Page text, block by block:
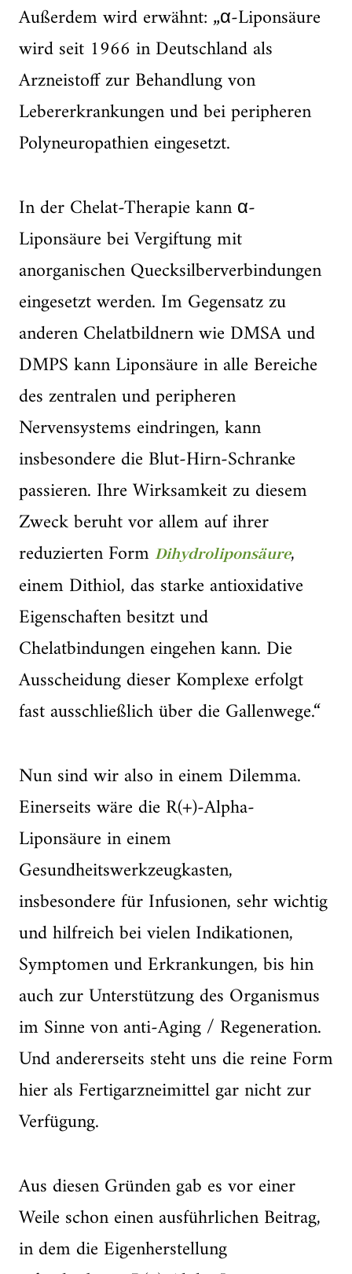
Außerdem wird erwähnt: „α-Liponsäure
wird seit 1966 in Deutschland als
Arzneistoff zur Behandlung von
Lebererkrankungen und bei peripheren
Polyneuropathien eingesetzt.
In der Chelat-Therapie kann α-
Liponsäure bei Vergiftung mit
anorganischen Quecksilberverbindungen
eingesetzt werden. Im Gegensatz zu
anderen Chelatbildnern wie DMSA und
DMPS kann Liponsäure in alle Bereiche
des zentralen und peripheren
Nervensystems eindringen, kann
insbesondere die Blut-Hirn-Schranke
passieren. Ihre Wirksamkeit zu diesem
Zweck beruht vor allem auf ihrer
reduzierten Form Dihydroliponsäure,
einem Dithiol, das starke antioxidative
Eigenschaften besitzt und
Chelatbindungen eingehen kann. Die
Ausscheidung dieser Komplexe erfolgt
fast ausschließlich über die Gallenwege.“
Nun sind wir also in einem Dilemma.
Einerseits wäre die R(+)-Alpha-
Liponsäure in einem
Gesundheitswerkzeugkasten,
insbesondere für Infusionen, sehr wichtig
und hilfreich bei vielen Indikationen,
Symptomen und Erkrankungen, bis hin
auch zur Unterstützung des Organismus
im Sinne von anti-Aging / Regeneration.
Und andererseits steht uns die reine Form
hier als Fertigarzneimittel gar nicht zur
Verfügung.
Aus diesen Gründen gab es vor einer
Weile schon einen ausführlichen Beitrag,
in dem die Eigenherstellung